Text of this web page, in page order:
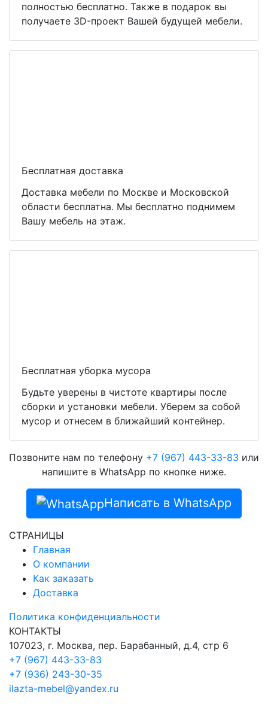
полностью бесплатно. Также в подарок вы
получаете 3D-проект Вашей будущей мебели.
Бесплатная доставка
Доставка мебели по Москве и Московской
области бесплатна. Мы бесплатно поднимем
Вашу мебель на этаж.
Бесплатная уборка мусора
Будьте уверены в чистоте квартиры после
сборки и установки мебели. Уберем за собой
мусор и отнесем в ближайший контейнер.
Позвоните нам по телефону +7 (967) 443-33-83 или
напишите в WhatsApp по кнопке ниже.
Написать в WhatsApp
СТРАНИЦЫ
Главная
О компании
Как заказать
Доставка
Политика конфиденциальности
КОНТАКТЫ
107023, г. Москва, пер. Барабанный, д.4, стр 6
+7 (967) 443-33-83
+7 (936) 243-30-35
ilazta-mebel@yandex.ru